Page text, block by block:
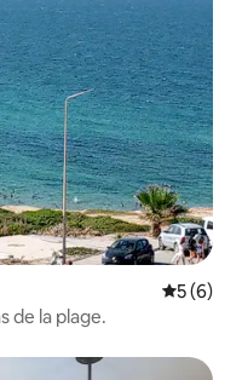
5 (6)
de la plage.